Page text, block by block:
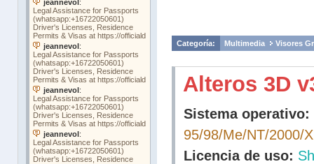
Categoría: Multimedia Visores
Alteros 3D
Sistema operativo:
95/98/Me/NT/2000/
Licencia de uso: